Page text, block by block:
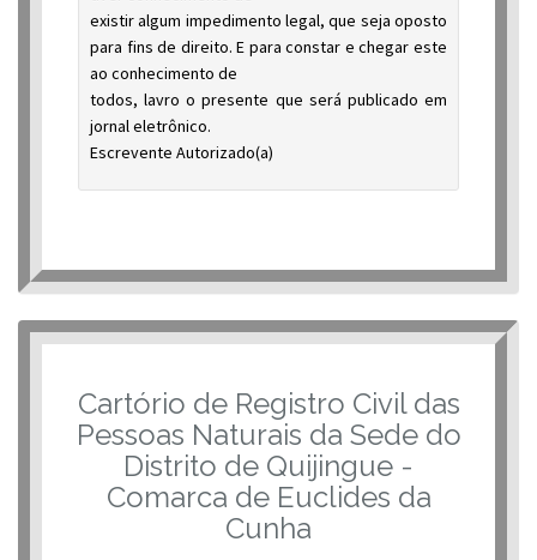
existir algum impedimento legal, que seja oposto
para fins de direito. E para constar e chegar este
ao conhecimento de
todos, lavro o presente que será publicado em
jornal eletrônico.
Escrevente Autorizado(a)
Cartório de Registro Civil das
Pessoas Naturais da Sede do
Distrito de Quijingue -
Comarca de Euclides da
Cunha